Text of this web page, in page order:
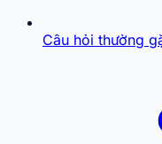
Câu hỏi thường